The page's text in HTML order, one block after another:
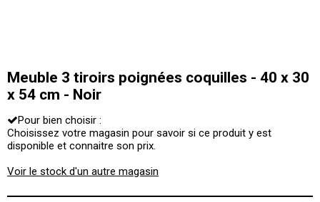
Meuble 3 tiroirs poignées coquilles - 40 x 30
x 54 cm - Noir
Pour bien choisir :
Choisissez votre magasin pour savoir si ce produit y est
disponible et connaitre son prix.
Voir le stock d'un autre magasin